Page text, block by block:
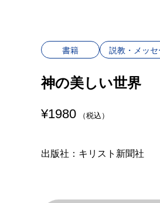
書籍 説教・メッ
神の美しい世界
¥1980 （税込）
出版社：キリスト新聞社